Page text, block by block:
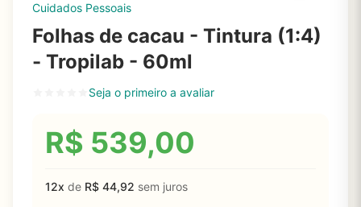
Cuidados Pessoais
Folhas de cacau - Tintura (1:4)
- Tropilab - 60ml
Seja o primeiro a avaliar
R$ 539,00
12x de R$ 44,92 sem juros